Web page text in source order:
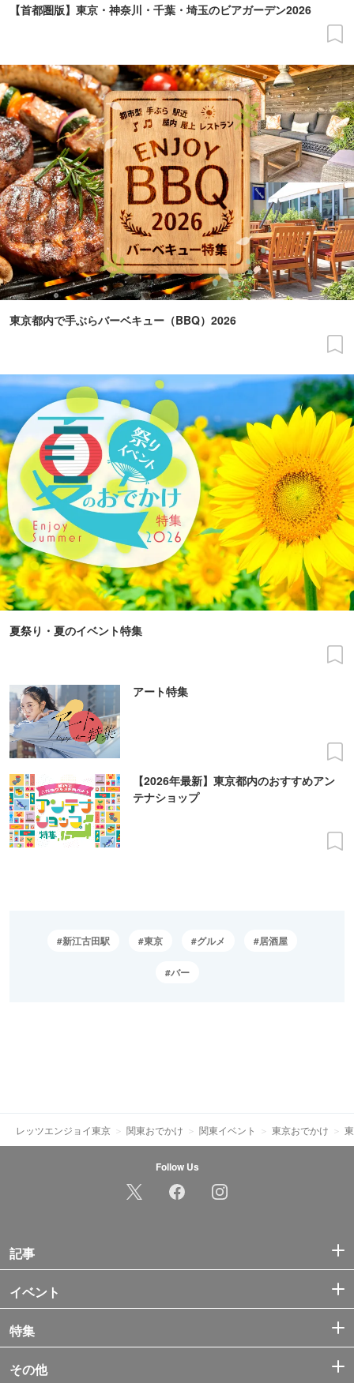
【首都圏版】東京・神奈川・千葉・埼玉のビアガーデン2026
東京都内で手ぶらバーベキュー（BBQ）2026
夏祭り・夏のイベント特集
アート特集
【2026年最新】東京都内のおすすめアン
テナショップ
新江古田駅 東京 グルメ 居酒屋
バー
レッツエンジョイ東京 関東おでかけ 関東イベント 東京おでかけ
Follow Us
記事
イベント
特集
その他